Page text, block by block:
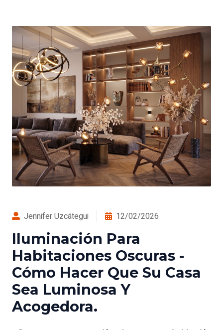
Jennifer Uzcátegui 12/02/2026
Iluminación Para
Habitaciones Oscuras -
Cómo Hacer Que Su Casa
Sea Luminosa Y
Acogedora.